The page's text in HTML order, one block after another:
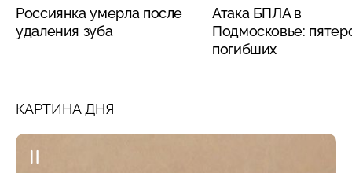
Россиянка умерла после
удаления зуба
Атака БПЛА в
Подмосковье:
погибших
КАРТИНА ДНЯ